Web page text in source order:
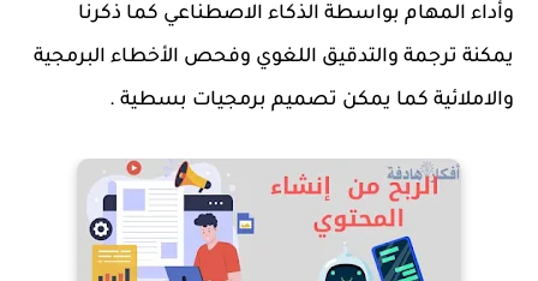
وأداء المهام بواسطة الذكاء الاصطناعي كما ذكرنا
يمكنة ترجمة والتدقيق اللغوي وفحص الأخطاء البرمجية
والاملائية كما يمكن تصميم برمجيات بسطية .